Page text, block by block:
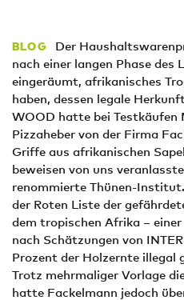
BLOG
Der
nach einer langen Phase des
eingeräumt, afrikanisches
haben, dessen legale
WOOD hatte bei Testkäufen
Pizzaheber von der Firma
Griffe aus afrikanischen
beweisen von uns
renommierte Thünen-
der Roten Liste der
dem tropischen Afrika –
nach Schätzungen von
Prozent der Holzernte illegal
Trotz mehrmaliger Vorlage
hatte Fackelmann jedoch